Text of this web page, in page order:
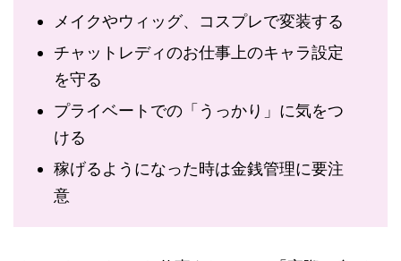
メイクやウィッグ、コスプレで変装する
チャットレディのお仕事上のキャラ設定
を守る
プライベートでの「うっかり」に気をつ
ける
稼げるようになった時は金銭管理に要注
意